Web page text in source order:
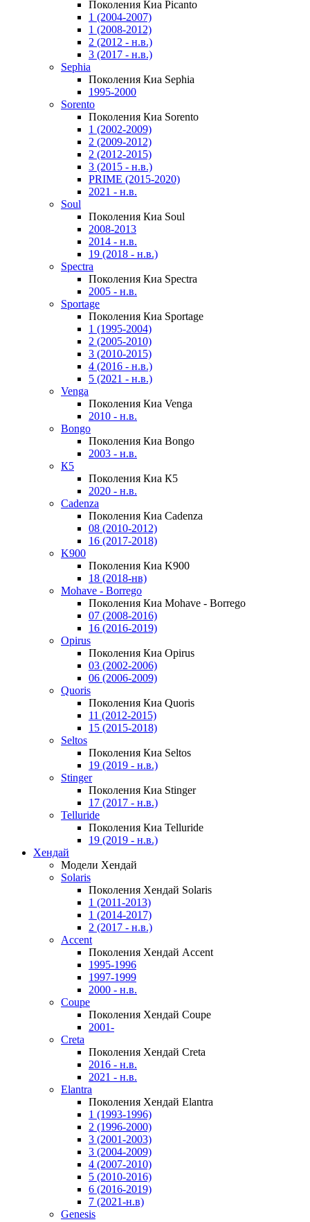
Поколения Киа Picanto
1 (2004-2007)
1 (2008-2012)
2 (2012 - н.в.)
3 (2017 - н.в.)
Sephia
Поколения Киа Sephia
1995-2000
Sorento
Поколения Киа Sorento
1 (2002-2009)
2 (2009-2012)
2 (2012-2015)
3 (2015 - н.в.)
PRIME (2015-2020)
2021 - н.в.
Soul
Поколения Киа Soul
2008-2013
2014 - н.в.
19 (2018 - н.в.)
Spectra
Поколения Киа Spectra
2005 - н.в.
Sportage
Поколения Киа Sportage
1 (1995-2004)
2 (2005-2010)
3 (2010-2015)
4 (2016 - н.в.)
5 (2021 - н.в.)
Venga
Поколения Киа Venga
2010 - н.в.
Bongo
Поколения Киа Bongo
2003 - н.в.
К5
Поколения Киа К5
2020 - н.в.
Cadenza
Поколения Киа Cadenza
08 (2010-2012)
16 (2017-2018)
K900
Поколения Киа K900
18 (2018-нв)
Mohave - Borrego
Поколения Киа Mohave - Borrego
07 (2008-2016)
16 (2016-2019)
Opirus
Поколения Киа Opirus
03 (2002-2006)
06 (2006-2009)
Quoris
Поколения Киа Quoris
11 (2012-2015)
15 (2015-2018)
Seltos
Поколения Киа Seltos
19 (2019 - н.в.)
Stinger
Поколения Киа Stinger
17 (2017 - н.в.)
Telluride
Поколения Киа Telluride
19 (2019 - н.в.)
Хендай
Модели Хендай
Solaris
Поколения Хендай Solaris
1 (2011-2013)
1 (2014-2017)
2 (2017 - н.в.)
Accent
Поколения Хендай Accent
1995-1996
1997-1999
2000 - н.в.
Coupe
Поколения Хендай Coupe
2001-
Creta
Поколения Хендай Creta
2016 - н.в.
2021 - н.в.
Elantra
Поколения Хендай Elantra
1 (1993-1996)
2 (1996-2000)
3 (2001-2003)
3 (2004-2009)
4 (2007-2010)
5 (2010-2016)
6 (2016-2019)
7 (2021-н.в)
Genesis